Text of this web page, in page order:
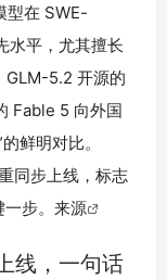
型在 SWE-
水平，尤其擅长
GLM-5.2 开源的
Fable 5 向外国
鲜明对比。
同步上线，标志
步。 来源
线，一句话